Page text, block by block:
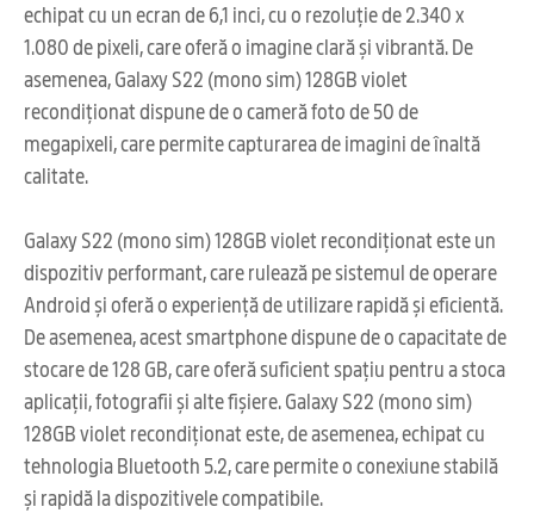
echipat cu un ecran de 6,1 inci, cu o rezoluție de 2.340 x
1.080 de pixeli, care oferă o imagine clară și vibrantă. De
asemenea, Galaxy S22 (mono sim) 128GB violet
recondiționat dispune de o cameră foto de 50 de
megapixeli, care permite capturarea de imagini de înaltă
calitate.
Galaxy S22 (mono sim) 128GB violet recondiționat este un
dispozitiv performant, care rulează pe sistemul de operare
Android și oferă o experiență de utilizare rapidă și eficientă.
De asemenea, acest smartphone dispune de o capacitate de
stocare de 128 GB, care oferă suficient spațiu pentru a stoca
aplicații, fotografii și alte fișiere. Galaxy S22 (mono sim)
128GB violet recondiționat este, de asemenea, echipat cu
tehnologia Bluetooth 5.2, care permite o conexiune stabilă
și rapidă la dispozitivele compatibile.